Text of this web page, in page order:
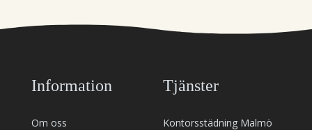
Information
Om oss
Tjänster
Kontorsstädning Malmö